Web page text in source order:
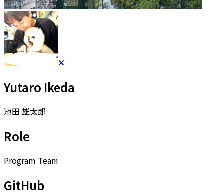
Yutaro Ikeda
池田 雄太郎
Role
Program Team
GitHub